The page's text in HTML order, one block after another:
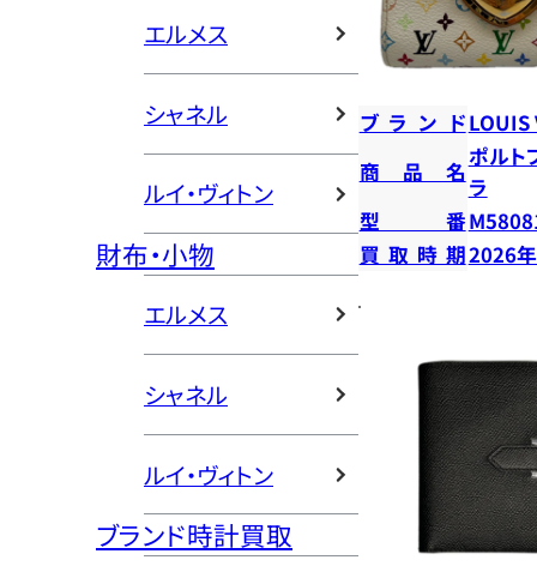
エルメス
シャネル
ルイ・ヴィトン
財布・小物
エルメス
シャネル
ルイ・ヴィトン
ブランド時計買取
ブランドLOUIS
商品名
ポルト
ラ
型番
買取時期2026